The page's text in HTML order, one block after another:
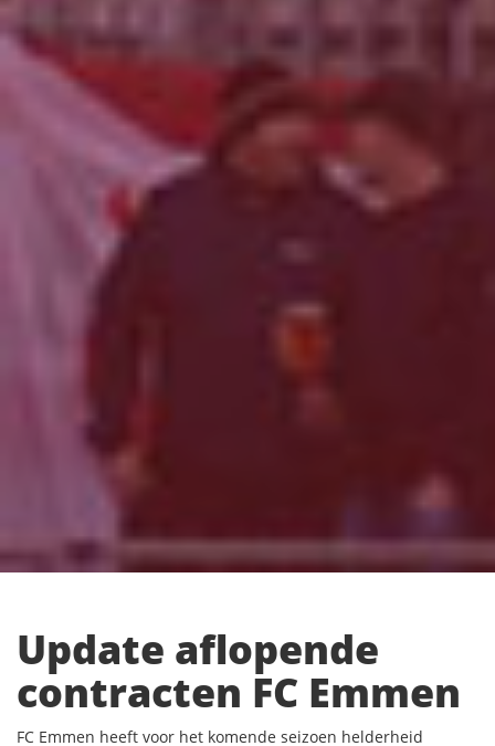
Update aflopende
contracten FC Emmen
FC Emmen heeft voor het komende seizoen helderheid